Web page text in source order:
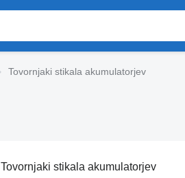
Tovornjaki stikala akumulatorjev
Tovornjaki stikala akumulatorjev